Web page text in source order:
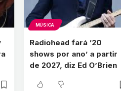
MÚSICA
Radiohead fará ’20
shows por ano’ a partir
de 2027, diz Ed O’Brien